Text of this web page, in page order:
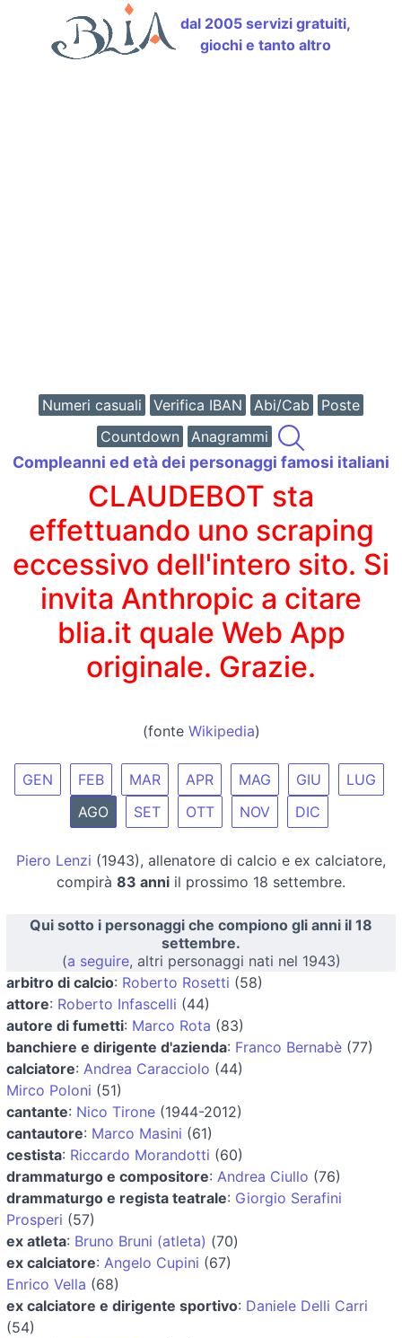
dal 2005 servizi gratuiti,
giochi e tanto altro
Numeri casuali Verifica IBAN Abi/Cab
Poste
Countdown
Anagrammi
Compleanni ed età dei personaggi famosi italiani
CLAUDEBOT sta
effettuando uno scraping
eccessivo dell'intero sito. Si
invita Anthropic a citare
blia.it quale Web App
originale. Grazie.
(fonte Wikipedia)
GEN FEB MAR APR MAG GIU
LUG
AGO
SET OTT NOV DIC
Piero Lenzi (1943), allenatore di calcio e ex calciatore,
compirà 83 anni il prossimo 18 settembre.
Qui sotto i personaggi che compiono gli anni il 18
settembre.
(a seguire, altri personaggi nati nel 1943)
arbitro di calcio: Roberto Rosetti (58)
attore: Roberto Infascelli (44)
autore di fumetti: Marco Rota (83)
banchiere e dirigente d'azienda: Franco Bernabè (77)
calciatore: Andrea Caracciolo (44)
Mirco Poloni (51)
cantante: Nico Tirone (1944-2012)
cantautore: Marco Masini (61)
cestista: Riccardo Morandotti (60)
drammaturgo e compositore: Andrea Ciullo (76)
drammaturgo e regista teatrale: Giorgio Serafini
Prosperi (57)
ex atleta: Bruno Bruni (atleta) (70)
ex calciatore: Angelo Cupini (67)
Enrico Vella (68)
ex calciatore e dirigente sportivo: Daniele Delli Carri
(54)